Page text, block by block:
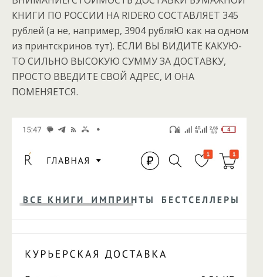
КНИГИ ПО РОССИИ НА RIDERO СОСТАВЛЯЕТ 345
рублей (а не, например, 3904 рубляЮ как на одном
из принтскринов тут). ЕСЛИ ВЫ ВИДИТЕ КАКУЮ-
ТО СИЛЬНО ВЫСОКУЮ СУММУ ЗА ДОСТАВКУ,
ПРОСТО ВВЕДИТЕ СВОЙ АДРЕС, И ОНА
ПОМЕНЯЕТСЯ.